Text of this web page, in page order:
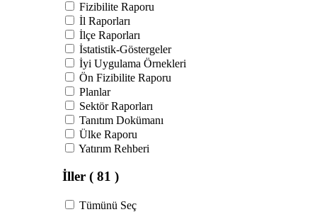
Fizibilite Raporu
İl Raporları
İlçe Raporları
İstatistik-Göstergeler
İyi Uygulama Örnekleri
Ön Fizibilite Raporu
Planlar
Sektör Raporları
Tanıtım Dokümanı
Ülke Raporu
Yatırım Rehberi
İller ( 81 )
Tümünü Seç